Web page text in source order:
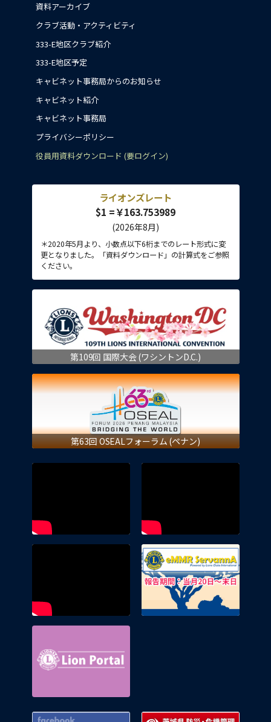
資料アーカイブ
クラブ活動・アクティビティ
333-E地区クラブ紹介
333-E地区予定
キャビネット事務局からのお知らせ
キャビネット紹介
キャビネット事務局
プライバシーポリシー
役員用資料ダウンロード (要ログイン)
ライオンズレート
$1 =￥163.753989
(2026年8月)
＊2020年5月より、小数点以下6桁までのレート形式に変
更となりました。「資料ダウンロード」の計算式をご参照
ください。
第109回 国際大会 (ワシントンD.C.)
第63回 OSEALフォーラム (ペナン)
Facebook 災害掲示板 333-E地区